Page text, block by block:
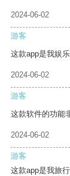
2024-06-02
游客
这款app是我娱
2024-06-02
游客
这款软件的功能
2024-06-02
游客
这款app是我旅